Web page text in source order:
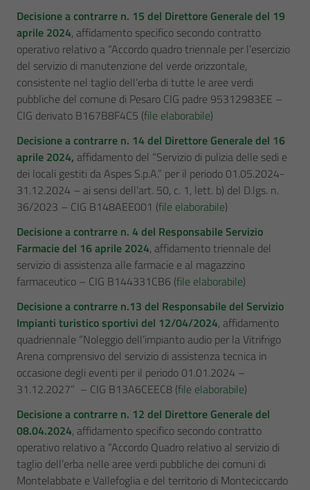
Decisione a contrarre n. 15 del Direttore Generale del 19
aprile 2024, affidamento specifico secondo contratto
operativo relativo a “Accordo quadro triennale per l’esercizio
del servizio di manutenzione del verde orizzontale,
consistente nel taglio dell’erba di tutte le aree verdi
pubbliche del comune di Pesaro CIG padre 95312983EE –
CIG derivato B167B8F4C5 (file elaborabile)
Decisione a contrarre n. 14 del Direttore Generale del 16
aprile 2024, affidamento del “Servizio di pulizia delle sedi e
dei locali gestiti da Aspes S.p.A.” per il periodo 01.05.2024-
31.12.2024 – ai sensi dell’art. 50, c. 1, lett. b) del D.lgs. n.
36/2023 – CIG B148AEE001 (file elaborabile)
Decisione a contrarre n. 4 del Responsabile Servizio
Farmacie del 16 aprile 2024, affidamento triennale del
servizio di assistenza alle farmacie e al magazzino
farmaceutico – CIG B144331CB6 (file elaborabile)
Decisione a contrarre n.13 del Responsabile del Servizio
Impianti turistico sportivi del 12/04/2024, affidamento
quadriennale “Noleggio dell’impianto audio per la Vitrifrigo
Arena comprensivo del servizio di assistenza tecnica in
occasione degli eventi per il periodo 01.01.2024 –
31.12.2027” – CIG B13A6CEEC8 (file elaborabile)
Decisione a contrarre n. 12 del Direttore Generale del
08.04.2024, affidamento specifico secondo contratto
operativo relativo a “Accordo Quadro relativo al servizio di
taglio dell’erba nelle aree verdi pubbliche dei comuni di
Montelabbate e Vallefoglia e del territorio di Monteciccardo